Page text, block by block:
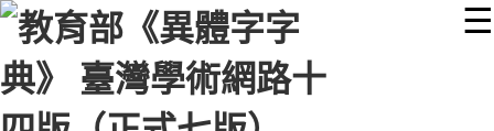
☰
::: 最新消息 常見問題 編輯說明
顯示模式
網站導覽